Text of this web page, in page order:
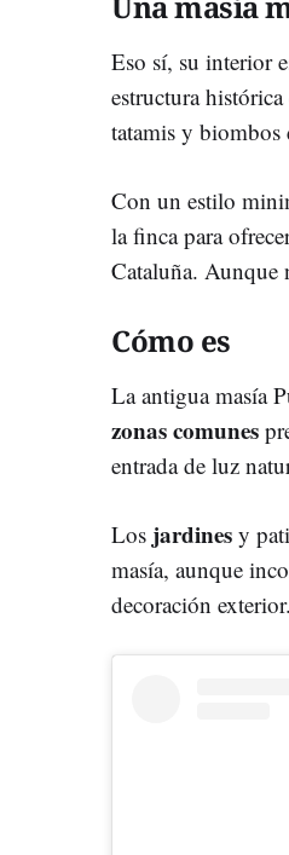
Eso sí, su interior
estructura
tatamis y
Con un estilo
la finca para
Cataluña. Aunque
Cómo es
La antigua masía
zonas comunes
entrada de luz
Los jardines y
masía, aunque
decoración